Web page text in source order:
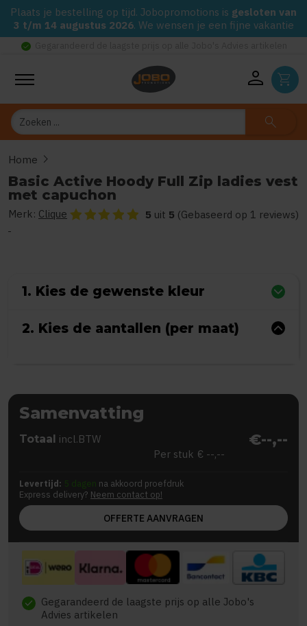
Plaats je bestelling op tijd. Jobopromotions is gesloten van
3 t/m 14 augustus 2026. We wensen je een fijne vakantie
check_circle
person shopping_cart
Zoeken search
Home chevron_right
Basic Active Hoody Full Zip ladies vest met capuchon
Basic Active Hoody Full Zip ladies vest
met capuchon
Merk: Clique De beoordeling van dit product is5 van de 5
5 uit 5 (Gebaseerd op 1 reviews)
1. Kies de gewenste kleur
2. Kies de aantallen (per maat)
Samenvatting
Totaal incl.BTW €--,--
Per stuk € --,--
Levertijd: 5 dagen na akkoord proefdruk
Express delivery? Neem contact op!
OFFERTE AANVRAGEN
check Gegarandeerd de laagste prijs op alle Jobo's
Advies artikelen